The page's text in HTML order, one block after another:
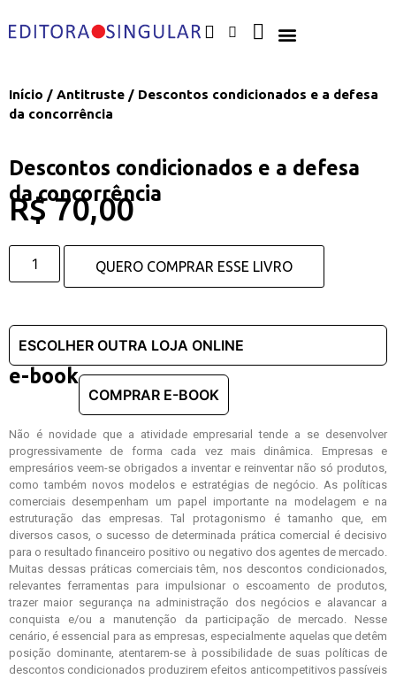
Início / Antitruste / Descontos condicionados e a defesa
da concorrência
Descontos condicionados e a defesa
da concorrência
R$70,00
QUERO COMPRAR ESSE LIVRO
e-book
Não é novidade que a atividade empresarial tende a se desenvolver
progressivamente de forma cada vez mais dinâmica. Empresas e
empresários veem-se obrigados a inventar e reinventar não só produtos,
como também novos modelos e estratégias de negócio. As políticas
comerciais desempenham um papel importante na modelagem e na
estruturação das empresas. Tal protagonismo é tamanho que, em
diversos casos, o sucesso de determinada prática comercial é decisivo
para o resultado financeiro positivo ou negativo dos agentes de mercado.
Muitas dessas práticas comerciais têm, nos descontos condicionados,
relevantes ferramentas para impulsionar o escoamento de produtos,
trazer maior segurança na administração dos negócios e alavancar a
conquista e/ou a manutenção da participação de mercado. Nesse
cenário, é essencial para as empresas, especialmente aquelas que detêm
posição dominante, atentarem-se à possibilidade de suas políticas de
descontos condicionados produzirem efeitos anticompetitivos passíveis